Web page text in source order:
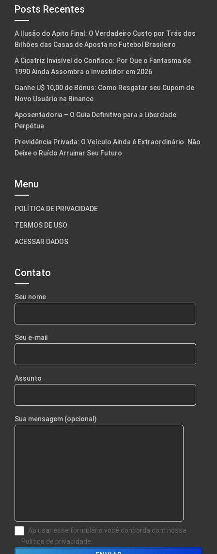
Posts Recentes
A Ilusão do Apito Final: O Verdadeiro Custo por Trás dos
Bilhões das Casas de Aposta no Futebol Brasileiro
A Cicatriz Invisível do Confisco: Por Que o Fantasma de
1990 Ainda Assombra o Investidor em 2026
Ganhe U$ 10,00 de Bônus: Como Resgatar seu Cupom de
Novo Usuário na Binance
Aposentadoria – O Guia Definitivo para a Liberdade
Perpétua
Previdência Privada: O Veículo Ainda é Extraordinário. Não
Deixe o Ruído Arruinar Seu Futuro
Menu
POLÍTICA DE PRIVACIDADE
TERMOS DE USO
ACESSAR DADOS
Contato
Seu nome
Seu e-mail
Assunto
Sua mensagem (opcional)
Ao usar esse formulário você concorda com nossa
Política de privacidade.